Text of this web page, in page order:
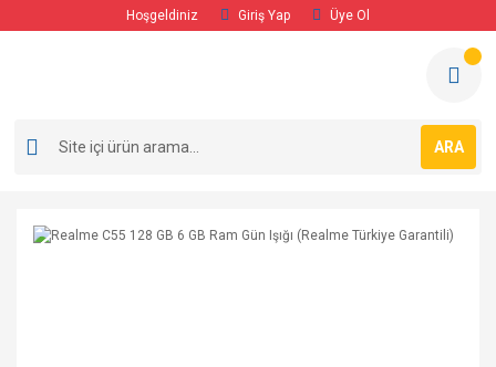
Hoşgeldiniz Giriş Yap Üye Ol
ARA